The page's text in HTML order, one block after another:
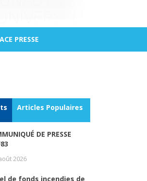
PRESSE
Articles Populaires
DE PRESSE
2026
de fonds incendies de